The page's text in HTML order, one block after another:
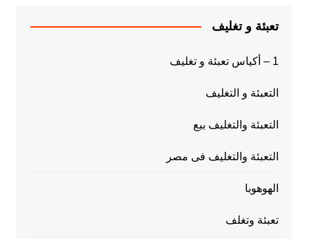
تعبئة و تغليف
1 – أكياس تعبئة و تغليف
التعبئة و التغليف
التعبئة والتغليف بيع
التعبئة والتغليف فى مصر
الهوهوبا
تعبئة وتغلف